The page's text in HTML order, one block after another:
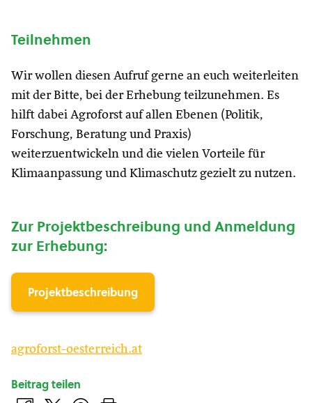
Teilnehmen
Wir wollen diesen Aufruf gerne an euch weiterleiten
mit der Bitte, bei der Erhebung teilzunehmen. Es
hilft dabei Agroforst auf allen Ebenen (Politik,
Forschung, Beratung und Praxis)
weiterzuentwickeln und die vielen Vorteile für
Klimaanpassung und Klimaschutz gezielt zu nutzen.
Zur Projektbeschreibung und Anmeldung
zur Erhebung:
Projektbeschreibung
agroforst-oesterreich.at
Beitrag teilen